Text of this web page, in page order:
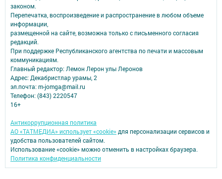
законом.
Перепечатка, воспроизведение и распространение в любом объеме
информации,
размещенной на сайте, возможна только с письменного согласия
редакций.
При поддержке Республиканского агентства по печати и массовым
коммуникациям.
Главный редактор: Лемон Лерон улы Леронов
Адрес: Декабристлар урамы, 2
эл.почта: m-jomga@mail.ru
Телефон: (843) 2220547
16+
Антикоррупционная политика
АО «ТАТМЕДИА» использует «cookie»для персонализации сервисов и
удобства пользователей сайтом.
Использование «cookie» можно отменить в настройках браузера.
Политика конфиденциальности